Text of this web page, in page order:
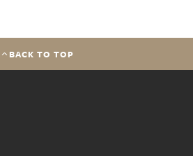
BACK TO TOP